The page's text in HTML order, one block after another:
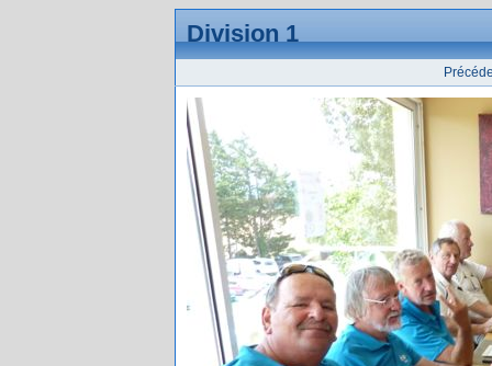
Division 1